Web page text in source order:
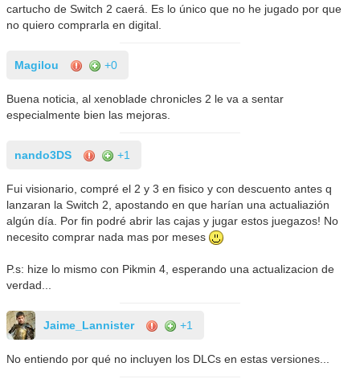
cartucho de Switch 2 caerá. Es lo único que no he jugado por que
no quiero comprarla en digital.
Magilou +0
Buena noticia, al xenoblade chronicles 2 le va a sentar
especialmente bien las mejoras.
nando3DS +1
Fui visionario, compré el 2 y 3 en fisico y con descuento antes q
lanzaran la Switch 2, apostando en que harían una actualiazión
algún día. Por fin podré abrir las cajas y jugar estos juegazos! No
necesito comprar nada mas por meses
P.s: hize lo mismo con Pikmin 4, esperando una actualizacion de
verdad...
Jaime_Lannister +1
No entiendo por qué no incluyen los DLCs en estas versiones...